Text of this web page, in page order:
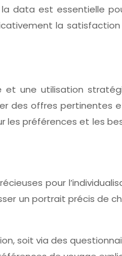
data est essentielle
la
et une utilisation
des offres pertinentes
préférences et les
pour
un portrait précis de
soit via des